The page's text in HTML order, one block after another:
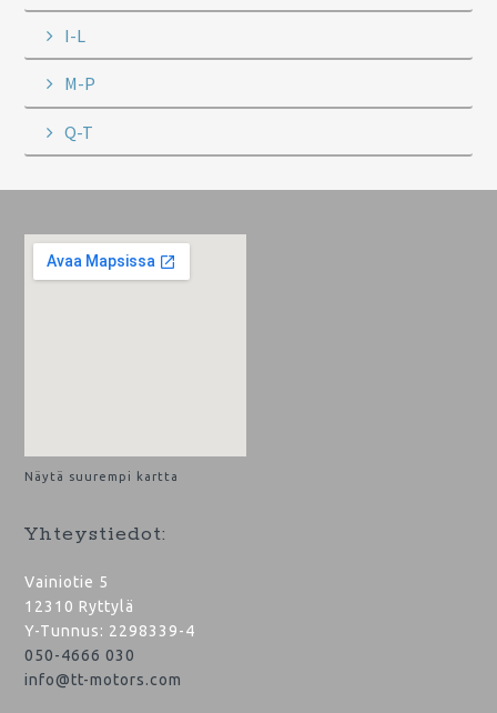
I-L
M-P
Q-T
Footer
Näytä suurempi kartta
Yhteystiedot:
Vainiotie 5
12310 Ryttylä
Y-Tunnus: 2298339-4
050-4666 030
info@tt-motors.com